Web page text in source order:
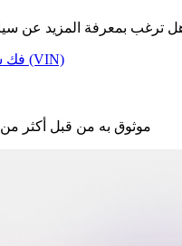
فك شفرة رقم التعريف الشخصي (VIN)
موثوق به من قبل أكثر من 50 ألف مستخدم حول العالم